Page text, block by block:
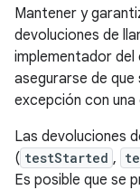
Mantener y
devoluciones de
implementador
asegurarse de que
excepción con una
Las devoluciones
( testStarted ,
Es posible que se